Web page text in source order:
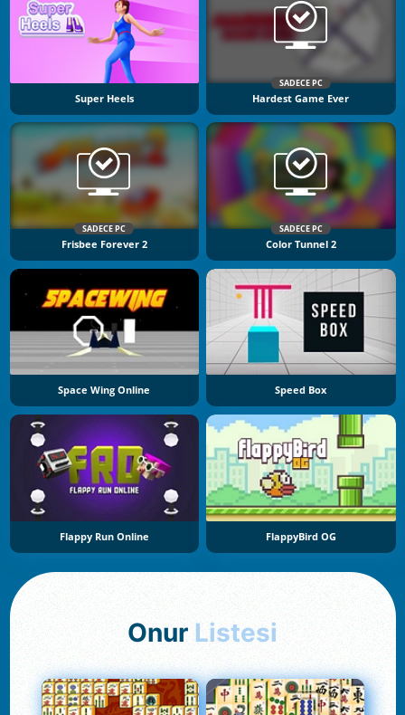
Super Heels
SADECE PC
Hardest Game Ever
SADECE PC
Frisbee Forever 2
SADECE PC
Color Tunnel 2
Space Wing Online Speed Box
Flappy Run Online FlappyBird OG
Onur Listesi